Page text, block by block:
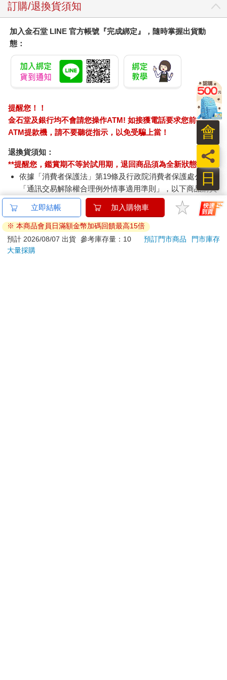
訂購/退換貨須知
加入金石堂 LINE 官方帳號『完成綁定』，隨時掌握出貨動
態：
提醒您！！
金石堂及銀行均不會請您操作ATM! 如接獲電話要求您前往
ATM提款機，請不要聽從指示，以免受騙上當！
退換貨須知：
**提醒您，鑑賞期不等於試用期，退回商品須為全新狀態**
依據「消費者保護法」第19條及行政院消費者保護處公告之
「通訊交易解除權合理例外情事適用準則」，以下商品購買
後，除商品本身有瑕疵外，將不提供7天的猶豫期：
易於腐敗、保存期限較短或解約時即將逾期。（如：生
鮮食品）
依消費者要求所為之客製化給付。（客製化商品）
報紙、期刊或雜誌。（含MOOK、外文雜誌）
立即結帳 加入購物車
※ 本商品會員日滿額金幣加碼回饋最高15倍
預計 2026/08/07 出貨 參考庫存量：10 預訂門市商品
門市庫存
大量採購
日
員
會